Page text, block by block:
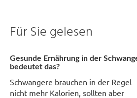
Für Sie gelesen
Gesunde Ernährung in der
bedeutet das?
Schwangere brauchen in der Regel
nicht mehr Kalorien, sollten aber